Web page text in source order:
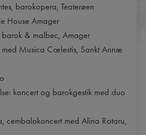
barokopera, Teaterøen
House Amager
& malbec, Amager
Musica Cœlestis, Sankt Annæ
koncert og barokgestik med duo
cembalokoncert med Alina Rotaru,